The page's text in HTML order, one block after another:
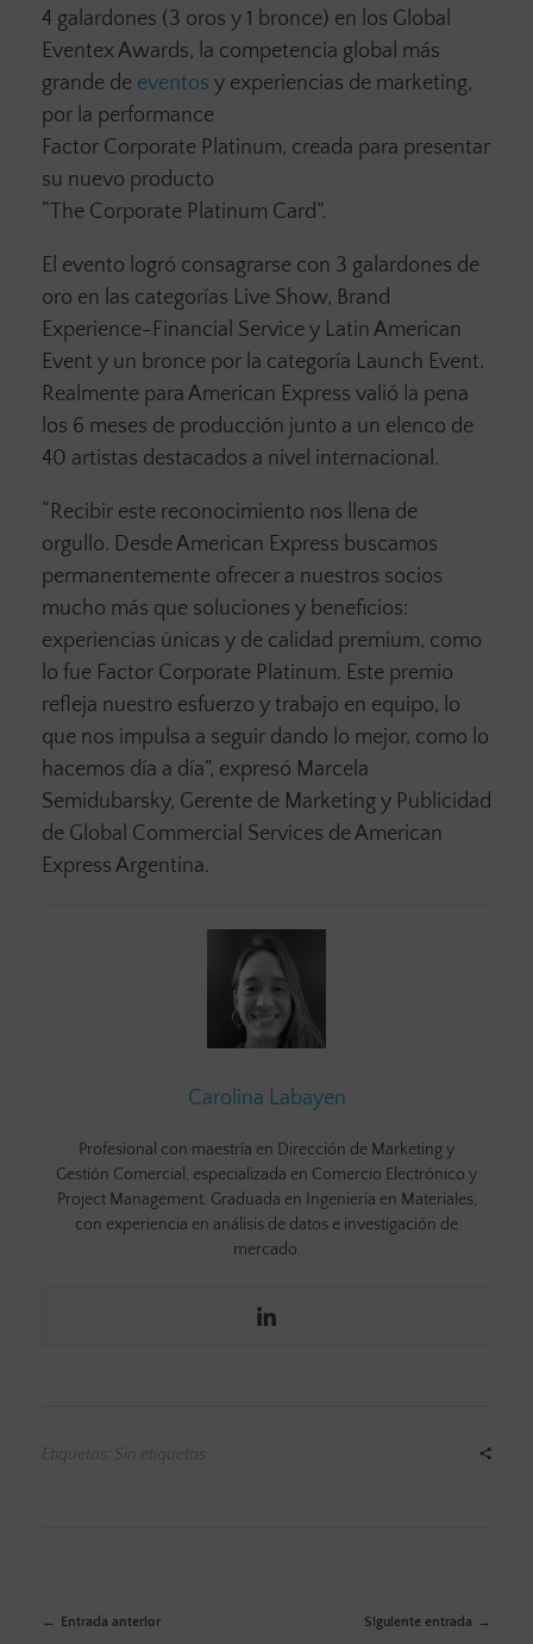
4 galardones (3 oros y 1 bronce) en los Global
Eventex Awards, la competencia global más
grande de eventos y experiencias de marketing,
por la performance
Factor Corporate Platinum, creada para presentar
su nuevo producto
“The Corporate Platinum Card”.
El evento logró consagrarse con 3 galardones de
oro en las categorías Live Show, Brand
Experience-Financial Service y Latin American
Event y un bronce por la categoría Launch Event.
Realmente para American Express valió la pena
los 6 meses de producción junto a un elenco de
40 artistas destacados a nivel internacional.
“Recibir este reconocimiento nos llena de
orgullo. Desde American Express buscamos
permanentemente ofrecer a nuestros socios
mucho más que soluciones y beneficios:
experiencias únicas y de calidad premium, como
lo fue Factor Corporate Platinum. Este premio
refleja nuestro esfuerzo y trabajo en equipo, lo
que nos impulsa a seguir dando lo mejor, como lo
hacemos día a día”, expresó Marcela
Semidubarsky, Gerente de Marketing y Publicidad
de Global Commercial Services de American
Express Argentina.
Carolina Labayen
Profesional con maestría en Dirección de Marketing y
Gestión Comercial, especializada en Comercio Electrónico y
Project Management. Graduada en Ingeniería en Materiales,
con experiencia en análisis de datos e investigación de
mercado.
Etiquetas: Sin etiquetas
Entrada anterior Siguiente entrada